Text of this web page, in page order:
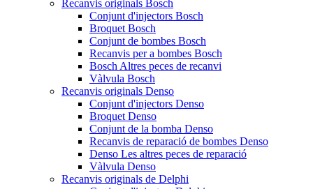
Recanvis originals Bosch
Conjunt d'injectors Bosch
Broquet Bosch
Conjunt de bombes Bosch
Recanvis per a bombes Bosch
Bosch Altres peces de recanvi
Vàlvula Bosch
Recanvis originals Denso
Conjunt d'injectors Denso
Broquet Denso
Conjunt de la bomba Denso
Recanvis de reparació de bombes Denso
Denso Les altres peces de reparació
Vàlvula Denso
Recanvis originals de Delphi